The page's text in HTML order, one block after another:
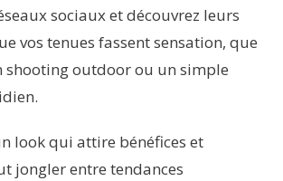
sociaux et découvrez leurs
vos tenues fassent sensation, que
shooting outdoor ou un simple
look qui attire bénéfices et
jongler entre tendances